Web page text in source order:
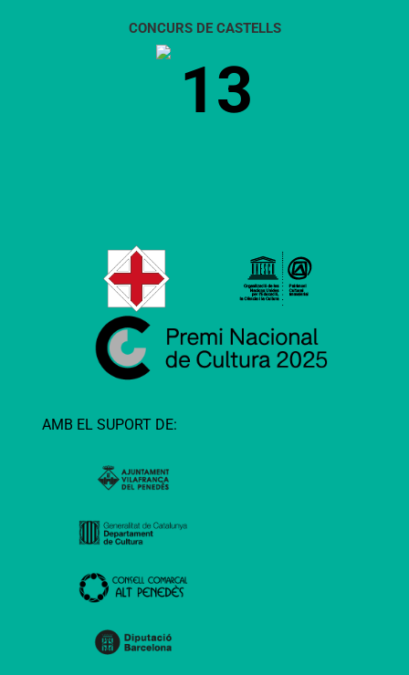
CONCURS DE CASTELLS
13
AMB EL SUPORT DE: